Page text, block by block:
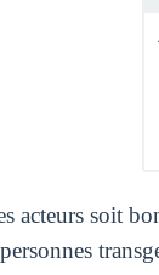
acteurs soit